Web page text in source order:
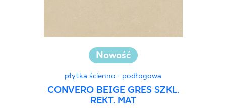
Nowość
płytka ścienno - podłogowa
CONVERO BEIGE GRES SZKL.
REKT. MAT